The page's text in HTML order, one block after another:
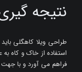
نتیجه
طراحی ویلا کاهگلی
استفاده از خاک و کاه
فراهم می آورد و با جهت